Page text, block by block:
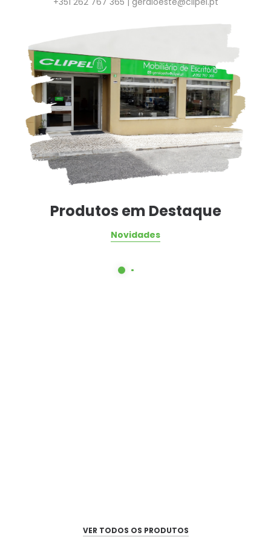
Produtos em Destaque
Novidades
VER TODOS OS PRODUTOS